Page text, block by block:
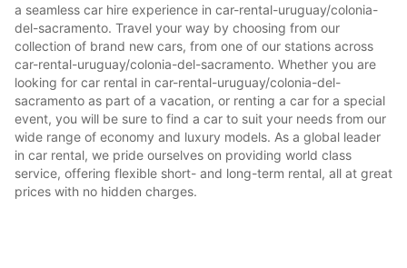
a seamless car hire experience in car-rental-uruguay/colonia-
del-sacramento. Travel your way by choosing from our
collection of brand new cars, from one of our stations across
car-rental-uruguay/colonia-del-sacramento. Whether you are
looking for car rental in car-rental-uruguay/colonia-del-
sacramento as part of a vacation, or renting a car for a special
event, you will be sure to find a car to suit your needs from our
wide range of economy and luxury models. As a global leader
in car rental, we pride ourselves on providing world class
service, offering flexible short- and long-term rental, all at great
prices with no hidden charges.